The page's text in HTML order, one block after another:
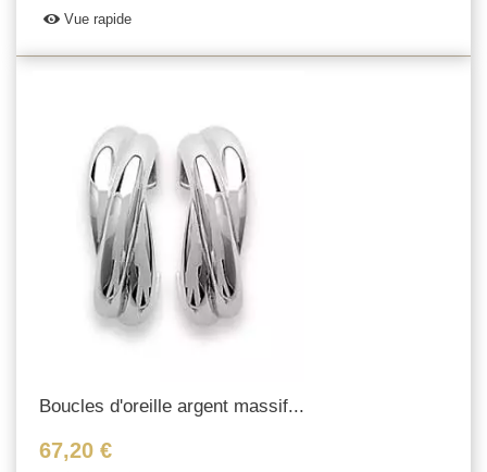
Vue rapide
Boucles d'oreille argent massif...
67,20 €